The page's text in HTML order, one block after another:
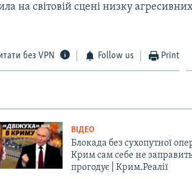
на світовій сцені низку
без VPN Follow us Print
ВІДЕО
Блокада без сухопутної
Крим сам себе не заправить
прогодує | Крим.Реалії